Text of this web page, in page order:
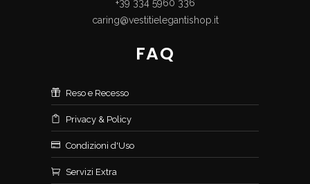
+39 334 5960 336
caring@vestitielegantishop.it
FAQ
Reso e Recesso
Privacy & Policy
Condizioni d'Uso
Servizi Extra